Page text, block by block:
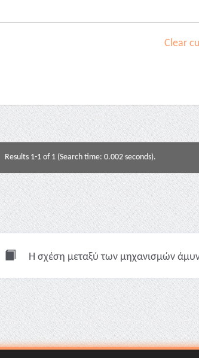
Clear
Results 1-1 of 1 (Search time: 0.002 seconds).
Η σχέση μεταξύ των μηχανισμών